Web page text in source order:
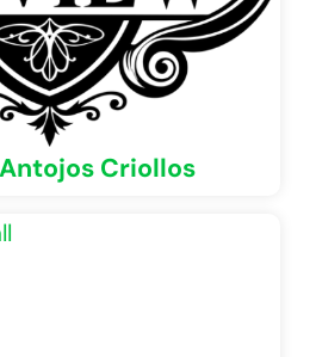
Criollos